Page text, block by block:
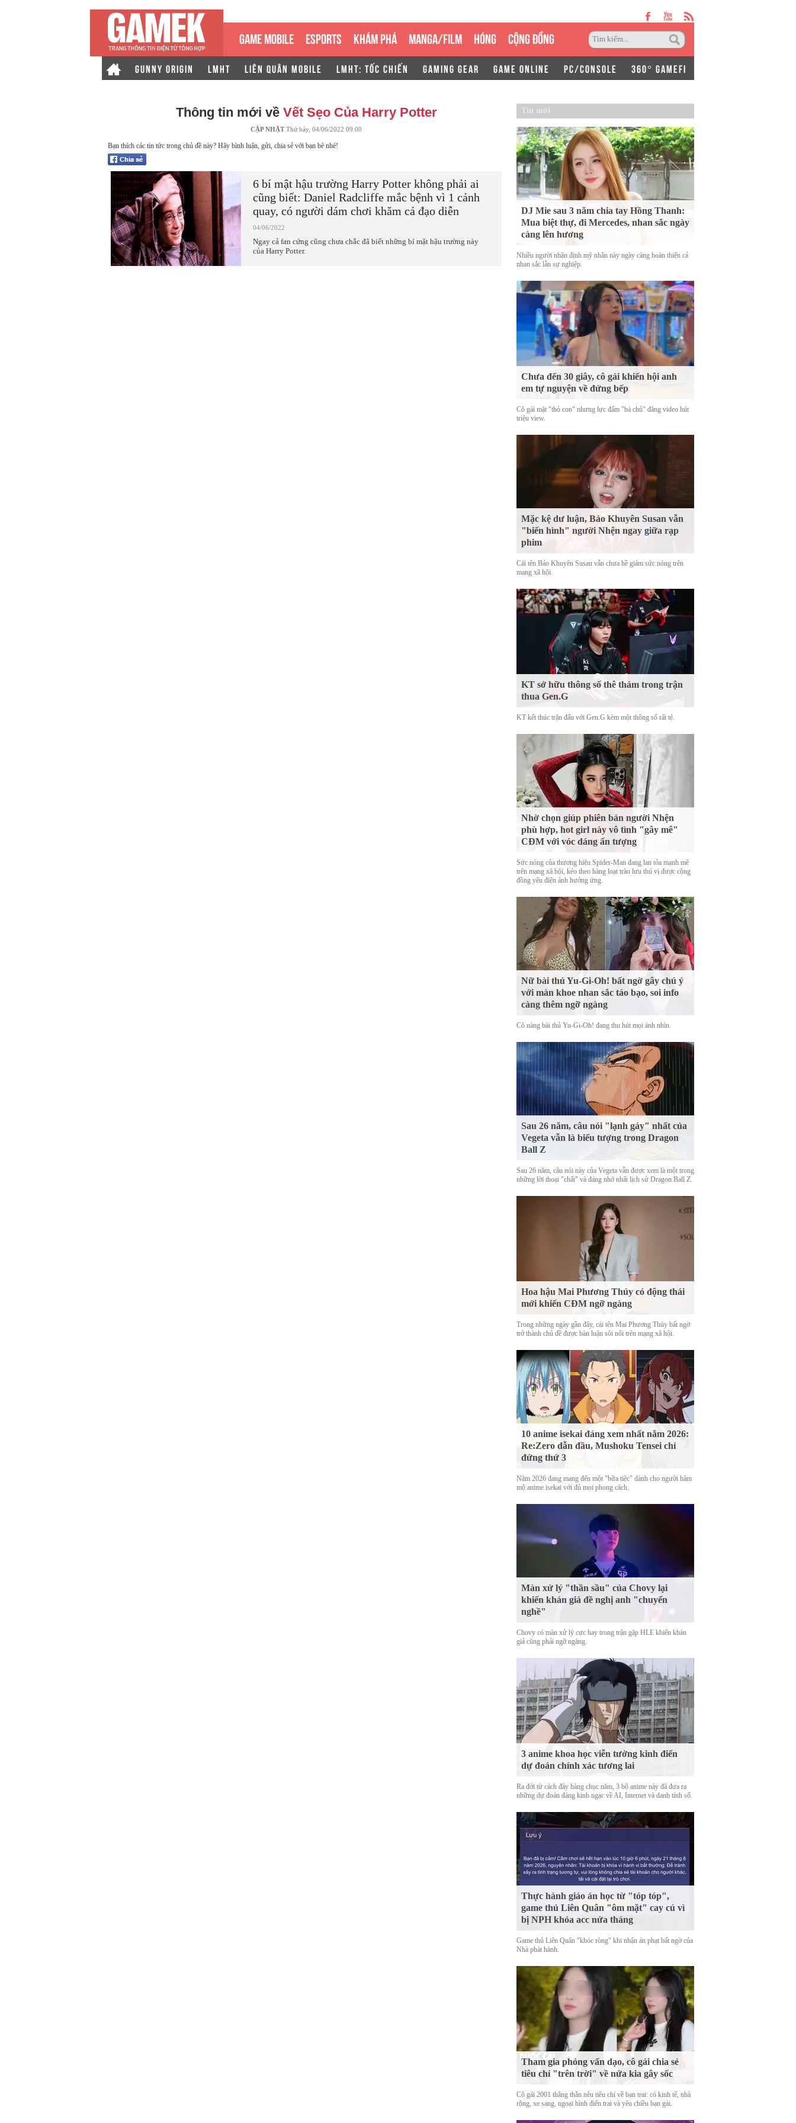
GAME MOBILE ESPORTS KHÁM PHÁ MANGA/FILM HÓNG CỘNG ĐỒNG
GUNNY ORIGIN LMHT LIÊN QUÂN MOBILE LMHT: TỐC CHIẾN GAMING GEAR GAME ONLINE PC/CONSOLE 360° GAMEFI
Thông tin mới về Vết Sẹo Của Harry Potter
CẬP NHẬTThứ bảy, 04/06/2022 09:00
Bạn thích các tin tức trong chủ đề này? Hãy bình luận, gửi, chia sẻ với bạn bè nhé!
6 bí mật hậu trường Harry Potter không phải ai
cũng biết: Daniel Radcliffe mắc bệnh vì 1 cảnh
quay, có người dám chơi khăm cả đạo diễn
04/06/2022
Ngay cả fan cứng cũng chưa chắc đã biết những bí mật hậu trường này
của Harry Potter.
Tin mới
DJ Mie sau 3 năm chia tay Hồng Thanh:
Mua biệt thự, đi Mercedes, nhan sắc ngày
càng lên hương
Nhiều người nhận định mỹ nhân này ngày càng hoàn thiện cả
nhan sắc lẫn sự nghiệp.
Chưa đến 30 giây, cô gái khiến hội anh
em tự nguyện về đứng bếp
Cô gái mặt "thỏ con" nhưng lực đấm "bá chủ" đăng video hút
triệu view.
Mặc kệ dư luận, Bảo Khuyên Susan vẫn
"biến hình" người Nhện ngay giữa rạp
phim
Cái tên Bảo Khuyên Susan vẫn chưa hề giảm sức nóng trên
mạng xã hội.
KT sở hữu thông số thê thảm trong trận
thua Gen.G
KT kết thúc trận đấu với Gen.G kèm một thông số rất tệ.
Nhờ chọn giúp phiên bản người Nhện
phù hợp, hot girl này vô tình "gây mê"
CĐM với vóc dáng ấn tượng
Sức nóng của thương hiệu Spider-Man đang lan tỏa mạnh mẽ
trên mạng xã hội, kéo theo hàng loạt trào lưu thú vị được cộng
đồng yêu điện ảnh hưởng ứng.
Nữ bài thủ Yu-Gi-Oh! bất ngờ gây chú ý
với màn khoe nhan sắc táo bạo, soi info
càng thêm ngỡ ngàng
Cô nàng bài thủ Yu-Gi-Oh! đang thu hút mọi ánh nhìn.
Sau 26 năm, câu nói "lạnh gáy" nhất của
Vegeta vẫn là biểu tượng trong Dragon
Ball Z
Sau 26 năm, câu nói này của Vegeta vẫn được xem là một trong
những lời thoại "chất" và đáng nhớ nhất lịch sử Dragon Ball Z.
Hoa hậu Mai Phương Thúy có động thái
mới khiến CĐM ngỡ ngàng
Trong những ngày gần đây, cái tên Mai Phương Thúy bất ngờ
trở thành chủ đề được bàn luận sôi nổi trên mạng xã hội.
10 anime isekai đáng xem nhất năm 2026:
Re:Zero dẫn đầu, Mushoku Tensei chỉ
đứng thứ 3
Năm 2026 đang mang đến một "bữa tiệc" dành cho người hâm
mộ anime isekai với đủ mọi phong cách.
Màn xử lý "thần sầu" của Chovy lại
khiến khán giả đề nghị anh "chuyển
nghề"
Chovy có màn xử lý cực hay trong trận gặp HLE khiến khán
giả cũng phải ngỡ ngàng.
3 anime khoa học viễn tưởng kinh điển
dự đoán chính xác tương lai
Ra đời từ cách đây hàng chục năm, 3 bộ anime này đã đưa ra
những dự đoán đáng kinh ngạc về AI, Internet và danh tính số.
Thực hành giáo án học từ "tóp tóp",
game thủ Liên Quân "ôm mặt" cay cú vì
bị NPH khóa acc nửa tháng
Game thủ Liên Quân "khóc ròng" khi nhận án phạt bất ngờ của
Nhà phát hành.
Tham gia phỏng vấn dạo, cô gái chia sẻ
tiêu chí "trên trời" về nửa kia gây sốc
Cô gái 2001 thẳng thắn nêu tiêu chí về bạn trai: có kinh tế, nhà
rộng, xe sang, ngoại hình điển trai và yêu chiều bạn gái.